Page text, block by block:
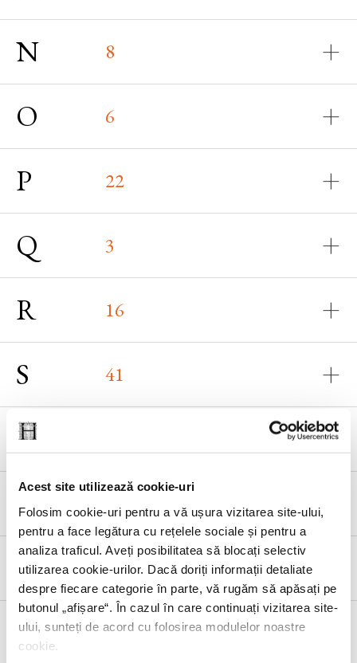
Acest site utilizează cookie-uri
Folosim cookie-uri pentru a vă ușura vizitarea site-ului,
pentru a face legătura cu rețelele sociale și pentru a
analiza traficul. Aveți posibilitatea să blocați selectiv
utilizarea cookie-urilor. Dacă doriți informații detaliate
despre fiecare categorie în parte, vă rugăm să apăsați pe
butonul „ afișare“. În cazul în care continuați vizitarea site-
ului, sunteți de acord cu folosirea modulelor noastre
cookie.
N 8
O 6
P 22
Q 3
R 16
S 41
T
U
V 7
W 6